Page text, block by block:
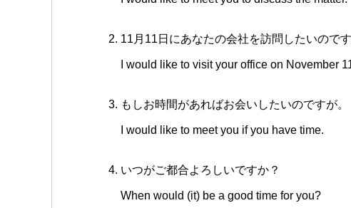
11月11日にあなたの会社を訪問したいのです
I would like to visit your office on November
もしお時間があればお会いしたいのですが。
I would like to meet you if you have time.
いつがご都合よろしいですか？
When would (it) be a good time for you?